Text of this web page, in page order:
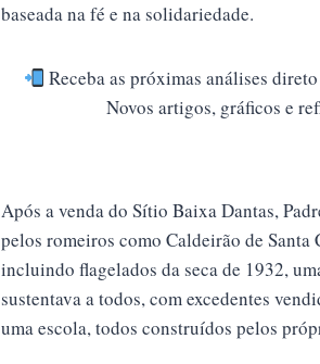
baseada na fé e na solidariedade.
Receba as próximas análises
Novos artigos, gráficos e
Após a venda do Sítio Baixa Dantas,
pelos romeiros como Caldeirão de Santa
incluindo flagelados da seca de 1932,
sustentava a todos, com excedentes
uma escola, todos construídos pelos